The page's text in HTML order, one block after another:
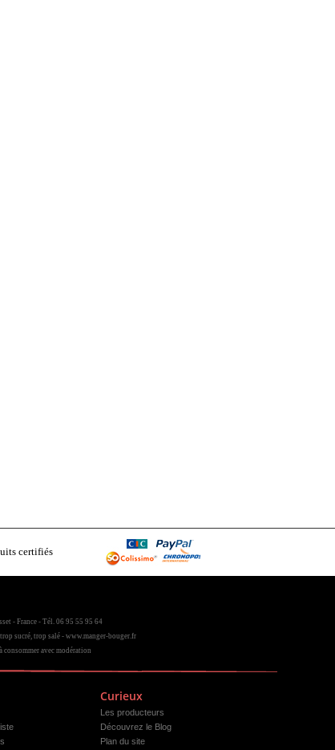
certifiés
- France - Tél. 06 95 55 95 64
sucré, trop salé - www.manger-bouger.fr
consommer avec modération
Curieux
Les producteurs
Découvrez le Blog
Plan du site